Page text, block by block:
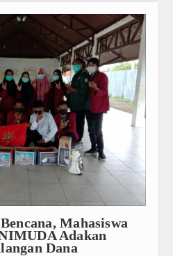
Mahasiswa
Adakan
Dana